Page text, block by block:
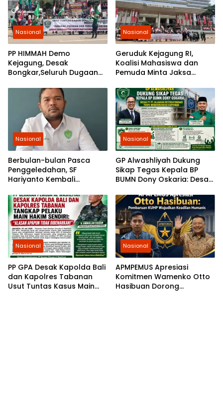
Nasional
PP HIMMAH Demo
Kejagung, Desak
Bongkar,Seluruh Dugaan
Febrie Ardiansyah
Nasional
Geruduk Kejagung RI,
Koalisi Mahasiswa dan
Pemuda Minta Jaksa
Musim Mas
Nasional
Berbulan-bulan Pasca
Penggeledahan, SF
Hariyanto Kembali
Tagih Kepastian dari KPK
Nasional
GP Alwashliyah Dukung
Sikap Tegas Kepala BP
BUMN Dony Oskaria: Desak
Restrukturisasi Tanpa
Mengorbankan Karyawan
Nasional
PP GPA Desak Kapolda Bali
dan Kapolres Tabanan
Usut Tuntas Kasus Main
Nasional
APMPEMUS Apresiasi
Komitmen Wamenko Otto
Hasibuan Dorong